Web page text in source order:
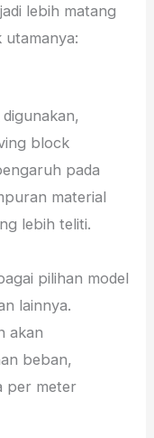
lebih matang
utamanya:
block
pada
material
lebih teliti.
pilihan model
lainnya.
akan
beban,
per meter